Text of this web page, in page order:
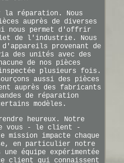
réparation. Nous
auprès de diverses
nous permet d'offrir
de l'industrie. Nous
provenant de
des unités avec des
de nos pièces
plusieurs fois.
aussi des pièces
auprès des fabricants
de réparation
modèles.
heureux. Notre
vous - le client -
mission impacte chaque
en particulier notre
équipe expérimentée
client qui connaissent